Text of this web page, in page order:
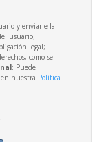
y enviarle la
usuario;
legal;
como se
: Puede
nuestra Política
.